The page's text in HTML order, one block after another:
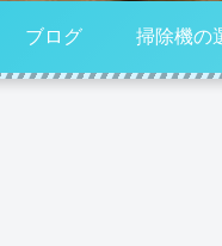
ブログ 掃除機の